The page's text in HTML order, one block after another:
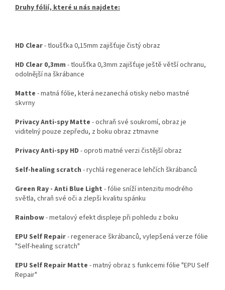
Druhy fólií, které u nás najdete:
HD Clear- tloušťka 0,15mm zajišťuje čistý obraz
HD Clear 0,3mm - tloušťka 0,3mm zajišťuje ještě větší ochranu,
odolnější na škrábance
Matte - matná fólie, která nezanechá otisky nebo mastné
skvrny
Privacy Anti-spy Matte - ochraň své soukromí, obraz je
viditelný pouze zepředu, z boku obraz ztmavne
Privacy Anti-spy HD - oproti matné verzi čistější obraz
Self-healing scratch - rychlá regenerace lehčích škrábanců
Green Ray - Anti Blue Light - fólie sníží intenzitu modrého
světla, chraň své oči a zlepši kvalitu spánku
Rainbow- metalový efekt displeje při pohledu z boku
EPU Self Repair- regenerace škrábanců, vylepšená verze fólie
"Self-healing scratch"
EPU Self Repair Matte - matný obraz s funkcemi fólie "EPU Self
Repair"